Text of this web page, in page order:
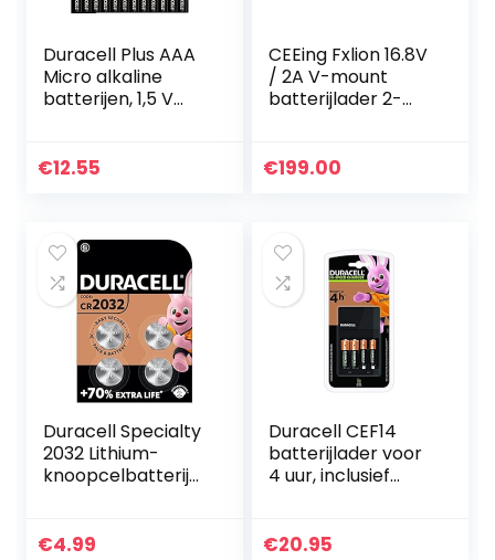
Duracell Plus AAA
Micro alkaline
batterijen, 1,5 V
exclusief]
€12.55
CEEing Fxlion 16.8V
/ 2A V-mount
batterijlader 2-
alle V Lock
€199.00
Duracell Specialty
2032 Lithium-
knoopcelbatterij
(DL2032/CR2032)
€4.99
Duracell CEF14
batterijlader voor
4 uur, inclusief
€20.95